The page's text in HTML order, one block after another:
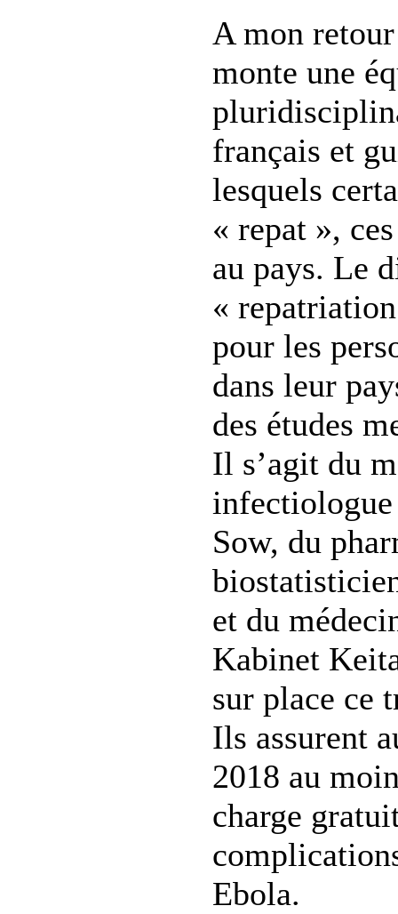
A mon
monte une
français et
lesquels
« repat »,
au pays. Le
«
pour les
dans leur
des études
Il s’agit du
Sow, du
et du
Kabinet
sur place ce
Ils assurent
2018 au
charge
Ebola.